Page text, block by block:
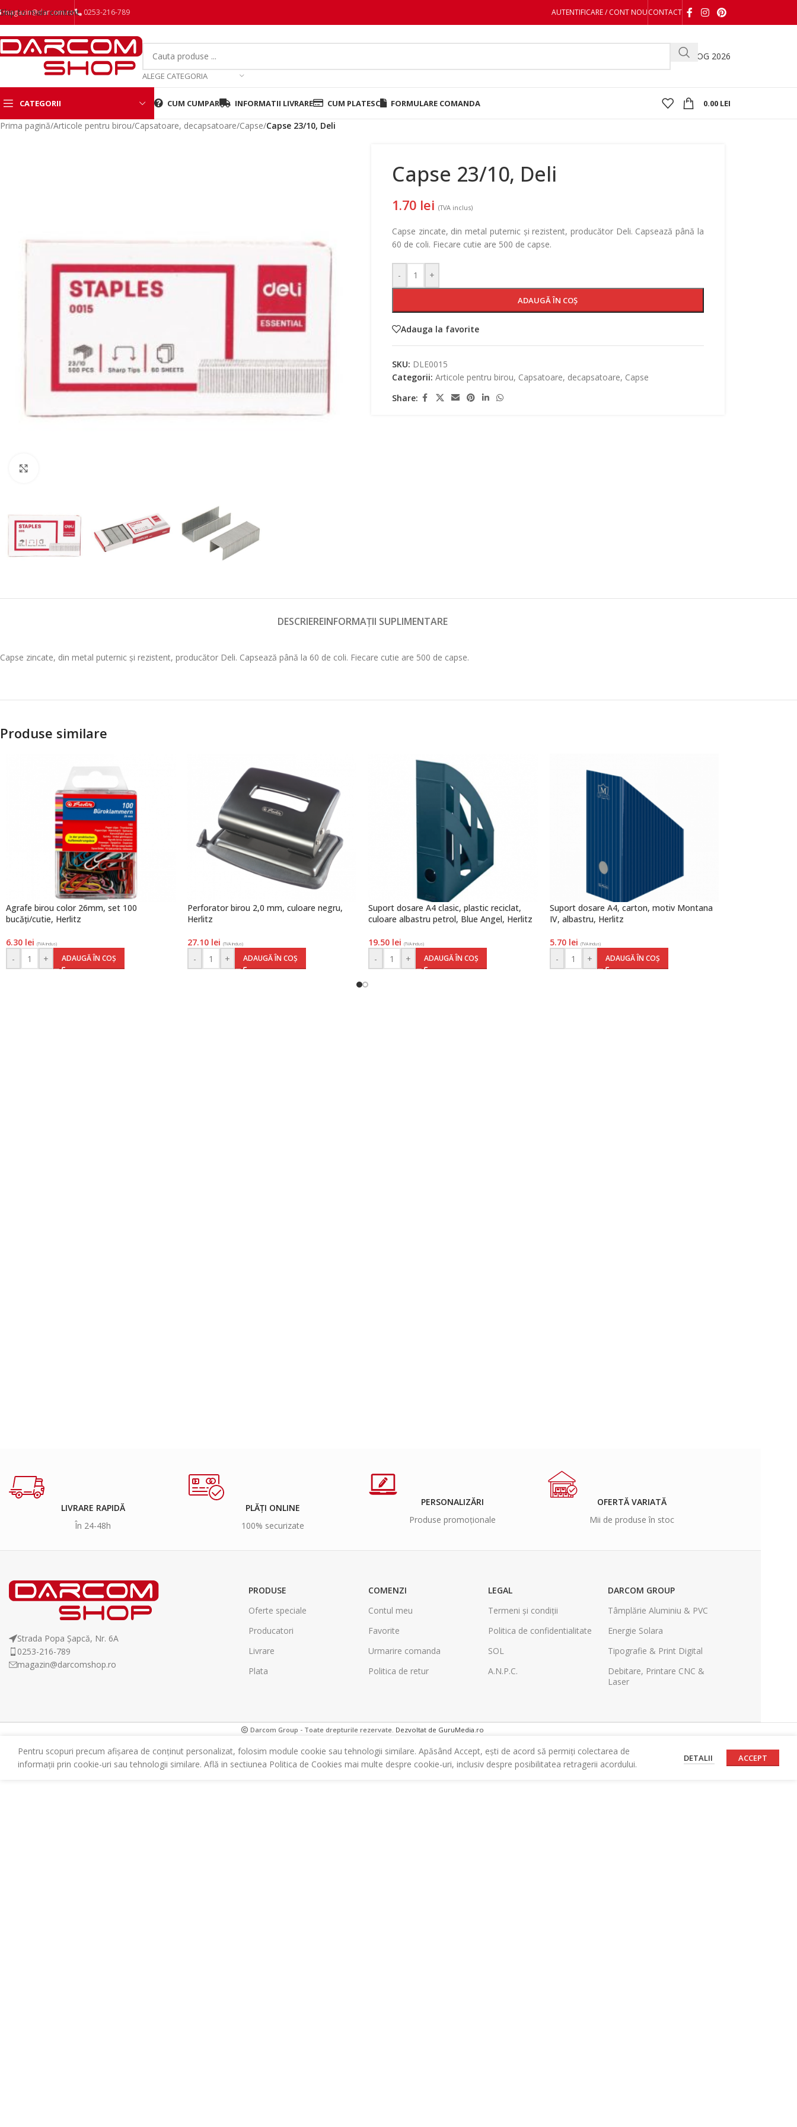
Skip to main content
magazin@darcom.ro 0253-216-789 AUTENTIFICARE / CONT NOUCONTACT
ALEGE CATEGORIA
CATALOG 2026
CATEGORII CUM CUMPAR INFORMATII LIVRARE CUM PLATESC FORMULARE COMANDA 0.00 LEI
Prima pagină/Articole pentru birou/Capsatoare, decapsatoare/Capse/Capse 23/10, Deli
Capse 23/10, Deli
1.70 lei (TVA inclus)
Capse zincate, din metal puternic și rezistent, producător Deli. Capsează până la
60 de coli. Fiecare cutie are 500 de capse.
- +
ADAUGĂ ÎN COȘ
Adauga la favorite
SKU: DLE0015
Categorii: Articole pentru birou, Capsatoare, decapsatoare, Capse
Share:
DESCRIEREINFORMAȚII SUPLIMENTARE
Capse zincate, din metal puternic și rezistent, producător Deli. Capsează până la 60 de coli. Fiecare cutie are 500 de capse.
Produse similare
Agrafe birou color 26mm, set 100
bucăți/cutie, Herlitz
6.30 lei (TVA inclus)
- + ADAUGĂ ÎN COȘ
Perforator birou 2,0 mm, culoare negru,
Herlitz
27.10 lei (TVA inclus)
- + ADAUGĂ ÎN COȘ
Suport dosare A4 clasic, plastic reciclat,
culoare albastru petrol, Blue Angel, Herlitz
19.50 lei (TVA inclus)
- + ADAUGĂ ÎN COȘ
Suport dosare A4, carton, motiv Montana
IV, albastru, Herlitz
5.70 lei (TVA inclus)
- + ADAUGĂ ÎN COȘ
LIVRARE RAPIDĂ
În 24-48h
PLĂȚI ONLINE
100% securizate
PERSONALIZĂRI
Produse promoționale
OFERTĂ VARIATĂ
Mii de produse în stoc
Strada Popa Șapcă, Nr. 6A
0253-216-789
magazin@darcomshop.ro
PRODUSE
Oferte speciale
Producatori
Livrare
Plata
COMENZI
Contul meu
Favorite
Urmarire comanda
Politica de retur
LEGAL
Termeni și condiții
Politica de confidentialitate
SOL
A.N.P.C.
DARCOM GROUP
Tâmplărie Aluminiu & PVC
Energie Solara
Tipografie & Print Digital
Debitare, Printare CNC &
Laser
Darcom Group - Toate drepturile rezervate. Dezvoltat de GuruMedia.ro
Pentru scopuri precum afișarea de conținut personalizat, folosim module cookie sau tehnologii similare. Apăsând Accept, ești de acord să permiți colectarea de
informații prin cookie-uri sau tehnologii similare. Află in sectiunea Politica de Cookies mai multe despre cookie-uri, inclusiv despre posibilitatea retragerii acordului.
DETALII ACCEPT